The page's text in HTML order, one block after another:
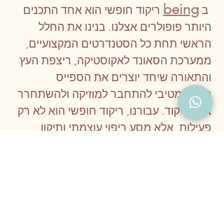
being ריקוד חופשי הוא אחד התכנים
היותר פופולרים אצלנו. בנינו את החלל
הראשי תחת כל הסטנדרטים המקצועיים,
ממערכת הסאונד לאקוסטיקה, ריצפת העץ
והתאורה שיחד יוצרים את הספייס
האולטמטיבי להתחבר למוזיקה ולהשתחרר
אל הריקוד. עבורנו, ריקוד חופשי הוא לא רק
פעילות, אלא מסע ריפוי עוצמתי ותיקון